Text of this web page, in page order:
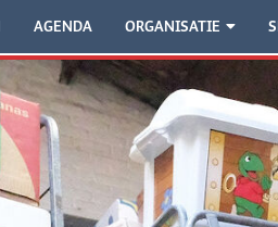
AGENDA ORGANISATIE